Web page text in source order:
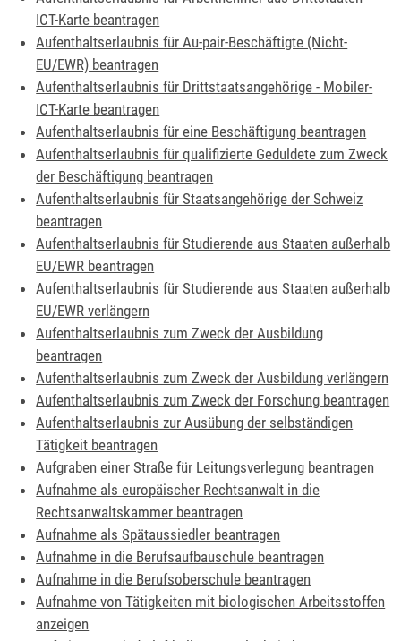
ICT-Karte beantragen
Aufenthaltserlaubnis für Au-pair-Beschäftigte (Nicht-
EU/EWR) beantragen
Aufenthaltserlaubnis für Drittstaatsangehörige - Mobiler-
ICT-Karte beantragen
Aufenthaltserlaubnis für eine Beschäftigung beantragen
Aufenthaltserlaubnis für qualifizierte Geduldete zum Zweck
der Beschäftigung beantragen
Aufenthaltserlaubnis für Staatsangehörige der Schweiz
beantragen
Aufenthaltserlaubnis für Studierende aus Staaten außerhalb
EU/EWR beantragen
Aufenthaltserlaubnis für Studierende aus Staaten außerhalb
EU/EWR verlängern
Aufenthaltserlaubnis zum Zweck der Ausbildung
beantragen
Aufenthaltserlaubnis zum Zweck der Ausbildung verlängern
Aufenthaltserlaubnis zum Zweck der Forschung beantragen
Aufenthaltserlaubnis zur Ausübung der selbständigen
Tätigkeit beantragen
Aufgraben einer Straße für Leitungsverlegung beantragen
Aufnahme als europäischer Rechtsanwalt in die
Rechtsanwaltskammer beantragen
Aufnahme als Spätaussiedler beantragen
Aufnahme in die Berufsaufbauschule beantragen
Aufnahme in die Berufsoberschule beantragen
Aufnahme von Tätigkeiten mit biologischen Arbeitsstoffen
anzeigen